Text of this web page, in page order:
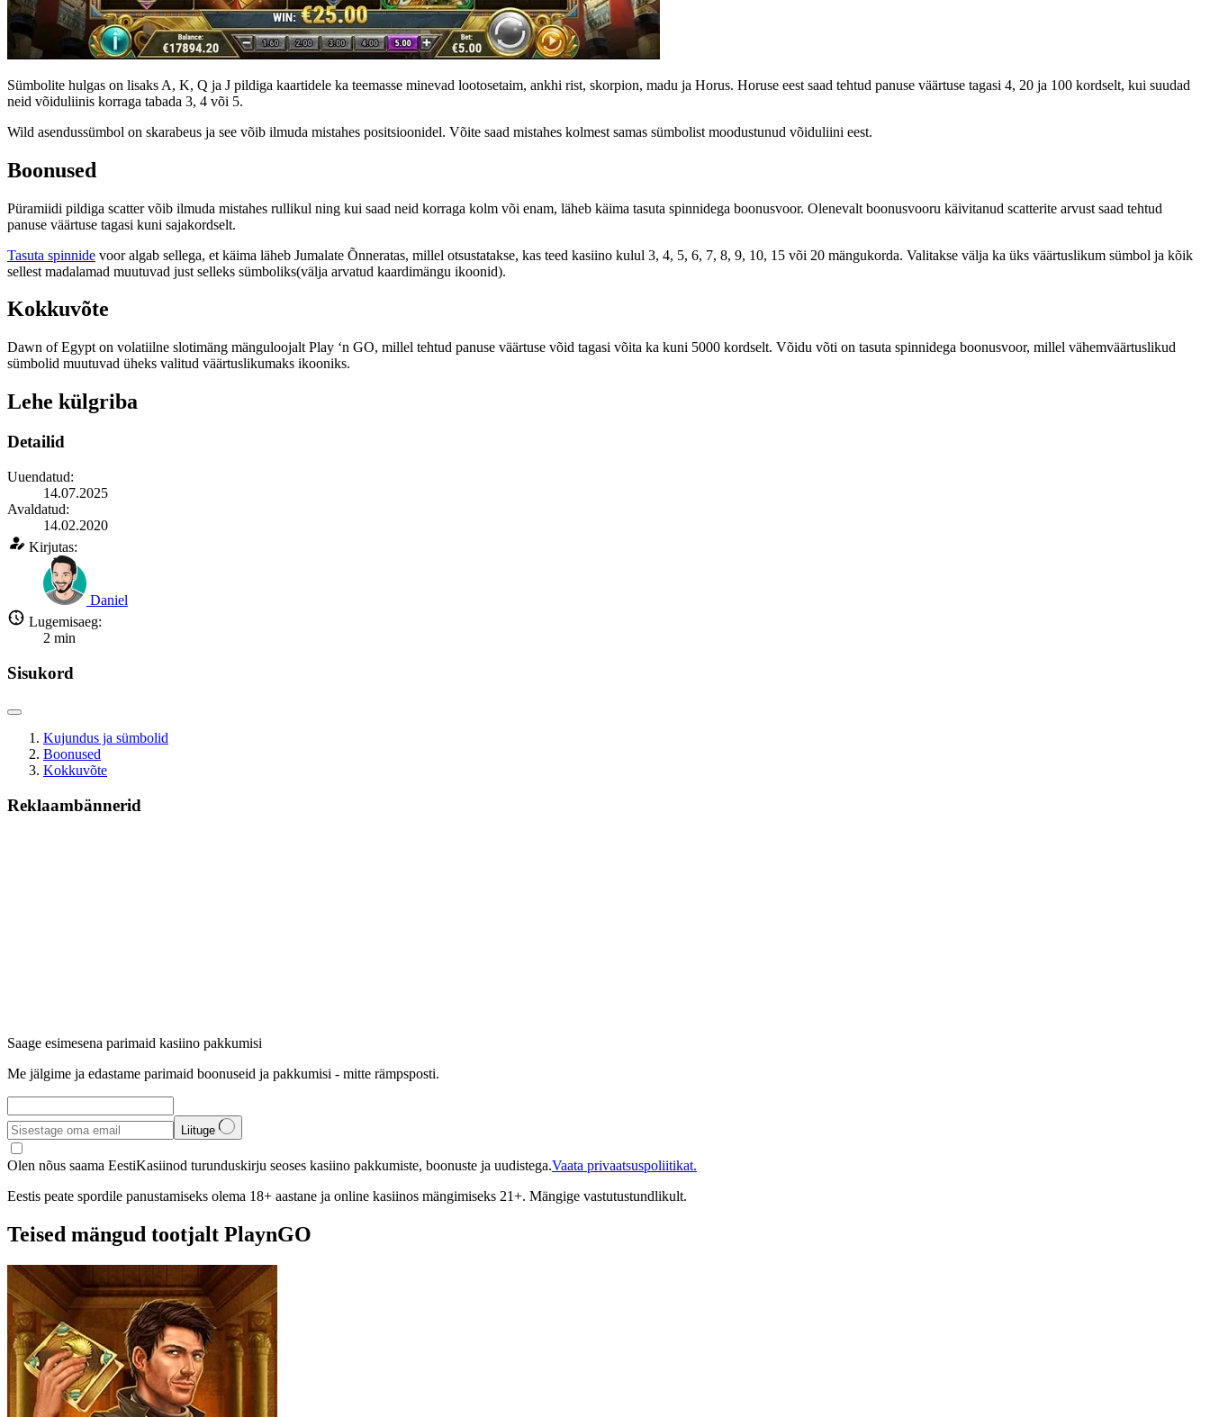
Sümbolite hulgas on lisaks A, K, Q ja J pildiga kaartidele ka teemasse minevad lootosetaim, ankhi rist, skorpion, madu ja Horus. Horuse eest saad tehtud panuse väärtuse tagasi 4, 20 ja 100 kordselt, kui suudad
neid võiduliinis korraga tabada 3, 4 või 5.
Wild asendussümbol on skarabeus ja see võib ilmuda mistahes positsioonidel. Võite saad mistahes kolmest samas sümbolist moodustunud võiduliini eest.
Boonused
Püramiidi pildiga scatter võib ilmuda mistahes rullikul ning kui saad neid korraga kolm või enam, läheb käima tasuta spinnidega boonusvoor. Olenevalt boonusvooru käivitanud scatterite arvust saad tehtud
panuse väärtuse tagasi kuni sajakordselt.
Tasuta spinnide voor algab sellega, et käima läheb Jumalate Õnneratas, millel otsustatakse, kas teed kasiino kulul 3, 4, 5, 6, 7, 8, 9, 10, 15 või 20 mängukorda. Valitakse välja ka üks väärtuslikum sümbol ja kõik
sellest madalamad muutuvad just selleks sümboliks(välja arvatud kaardimängu ikoonid).
Kokkuvõte
Dawn of Egypt on volatiilne slotimäng mänguloojalt Play ‘n GO, millel tehtud panuse väärtuse võid tagasi võita ka kuni 5000 kordselt. Võidu võti on tasuta spinnidega boonusvoor, millel vähemväärtuslikud
sümbolid muutuvad üheks valitud väärtuslikumaks ikooniks.
Lehe külgriba
Detailid
Uuendatud:
14.07.2025
Avaldatud:
14.02.2020
Kirjutas:
Daniel
Lugemisaeg:
2 min
Sisukord
Kujundus ja sümbolid
Boonused
Kokkuvõte
Reklaambännerid
Saage esimesena parimaid kasiino pakkumisi
Me jälgime ja edastame parimaid boonuseid ja pakkumisi - mitte rämpsposti.
Liituge
Olen nõus saama EestiKasiinod turunduskirju seoses kasiino pakkumiste, boonuste ja uudistega.Vaata privaatsuspoliitikat.
Eestis peate spordile panustamiseks olema 18+ aastane ja online kasiinos mängimiseks 21+. Mängige vastutustundlikult.
Teised mängud tootjalt PlaynGO